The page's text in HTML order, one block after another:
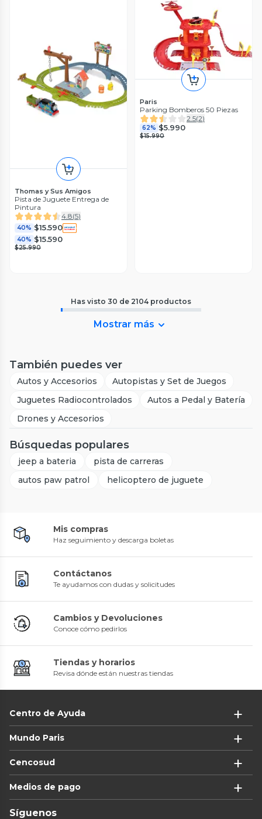
Thomas y Sus Amigos
Pista de Juguete Entrega de
Pintura
4.8(5)
40% $15.590
40% $15.590
$25.990
Paris
Parking Bomberos 50 Piezas
2.5(2)
62% $5.990
$15.990
Has visto 30 de 2104 productos
Mostrar más
También puedes ver
Autos y Accesorios
Autopistas y Set de Juegos
Juguetes Radiocontrolados
Autos a Pedal y Batería
Drones y Accesorios
Búsquedas populares
jeep a bateria
pista de carreras
autos paw patrol
helicoptero de juguete
Mis compras
Haz seguimiento y descarga boletas
Contáctanos
Te ayudamos con dudas y solicitudes
Cambios y Devoluciones
Conoce cómo pedirlos
Tiendas y horarios
Revisa dónde están nuestras tiendas
Centro de Ayuda
Mundo Paris
Cencosud
Medios de pago
Síguenos